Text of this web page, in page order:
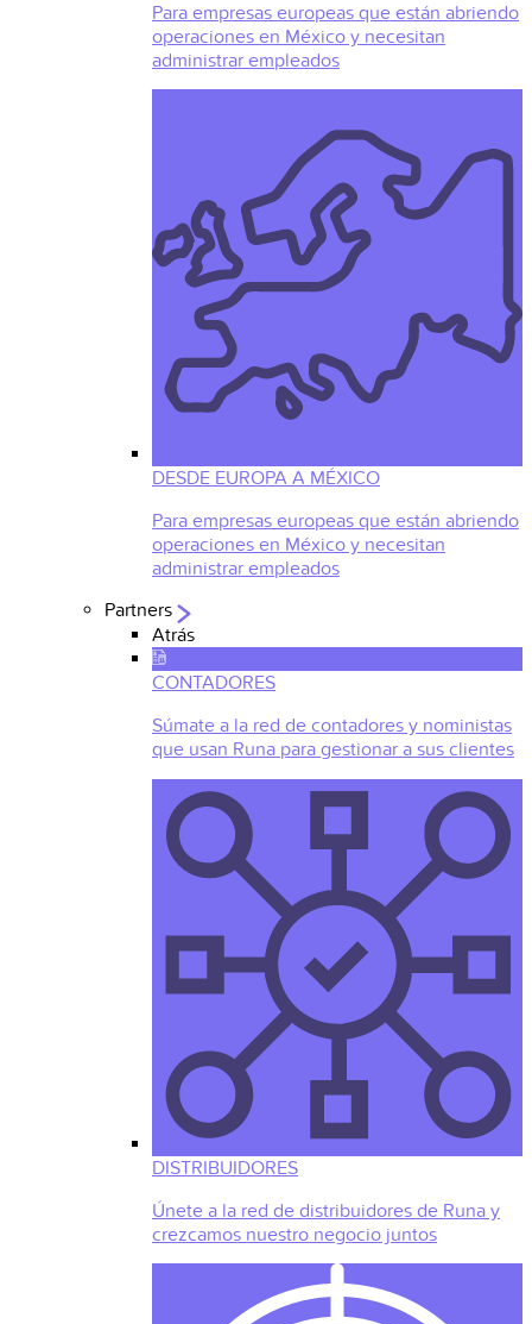
Para empresas europeas que están abriendo
operaciones en México y necesitan
administrar empleados
DESDE EUROPA A MÉXICO
Para empresas europeas que están abriendo
operaciones en México y necesitan
administrar empleados
Partners
Atrás
CONTADORES
Súmate a la red de contadores y noministas
que usan Runa para gestionar a sus clientes
DISTRIBUIDORES
Únete a la red de distribuidores de Runa y
crezcamos nuestro negocio juntos